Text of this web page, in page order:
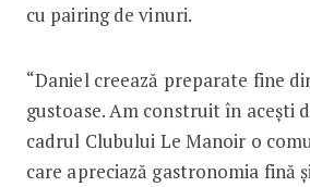
cu pairing de vinuri.
“Daniel creează preparate fine
gustoase. Am construit în acești
cadrul Clubului Le Manoir o
care apreciază gastronomia fină